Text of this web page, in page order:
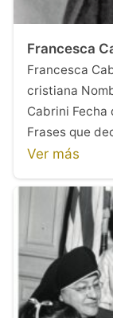
Francesca
Francesca
cristiana
Cabrini Fecha
Frases que
Ver más